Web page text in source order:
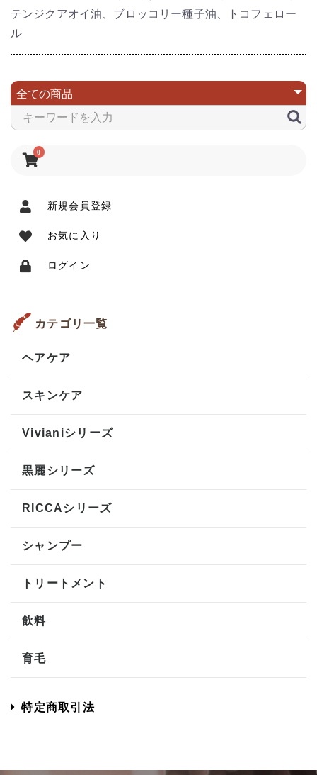
0
新規会員登録
お気に入り
ログイン
カテゴリ一覧
ヘアケア
スキンケア
Vivianiシリーズ
黒麗シリーズ
RICCAシリーズ
シャンプー
トリートメント
飲料
育毛
特定商取引法
テンジクアオイ油、ブロッコリー種子油、トコフェロー
ル